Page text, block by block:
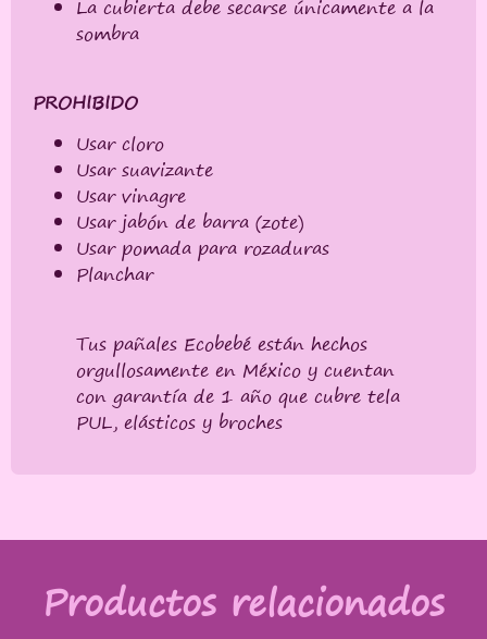
La cubierta debe secarse únicamente a la
sombra
PROHIBIDO
Usar cloro
Usar suavizante
Usar vinagre
Usar jabón de barra (zote)
Usar pomada para rozaduras
Planchar
Tus pañales Ecobebé están hechos
orgullosamente en México y cuentan
con garantía de 1 año que cubre tela
PUL, elásticos y broches
Productos relacionados